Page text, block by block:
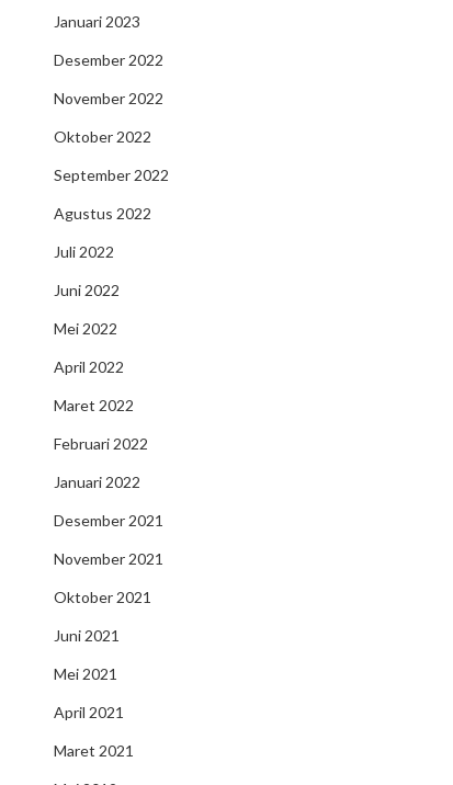
Januari 2023
Desember 2022
November 2022
Oktober 2022
September 2022
Agustus 2022
Juli 2022
Juni 2022
Mei 2022
April 2022
Maret 2022
Februari 2022
Januari 2022
Desember 2021
November 2021
Oktober 2021
Juni 2021
Mei 2021
April 2021
Maret 2021